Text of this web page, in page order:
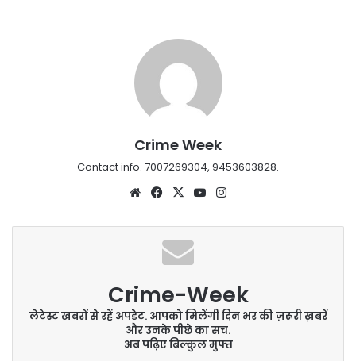
Crime Week
Contact info. 7007269304, 9453603828.
WebsiteFacebook
X YouTube
Crime-Week
लेटेस्ट खबरों से रहें अपडेट. आपको मिलेंगी दिन भर की ज़रूरी ख़बरें
और उनके पीछे का सच.
अब पढ़िए बिल्कुल मुफ्त